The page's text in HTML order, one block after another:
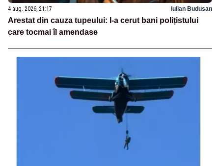
4 aug. 2026, 21:17 Iulian Budusan
Arestat din cauza tupeului: I-a cerut bani polițistului
care tocmai îl amendase